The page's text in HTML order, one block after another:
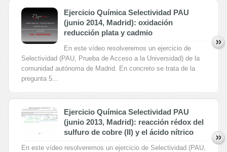
Ejercicio Química Selectividad PAU
(junio 2014, Madrid): oxidación
reducción plata y cadmio
En este vídeo resolveremos un ejercicio de
Selectividad (PAU, Prueba de Acceso a la Universidad) de la
comunidad autónoma de Madrid. En concreto se trata de la
pregunta 5...
Ejercicio Química Selectividad PAU
(junio 2013, Madrid): reacción rédox del
sulfuro de cobre (II) y el ácido nítrico
En este vídeo resolveremos un ejercicio de Selectividad (PAU,